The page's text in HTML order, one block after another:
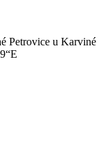
Petrovice u Karviné